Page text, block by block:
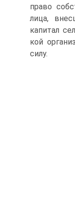
право
лица,
капитал
кой
силу.